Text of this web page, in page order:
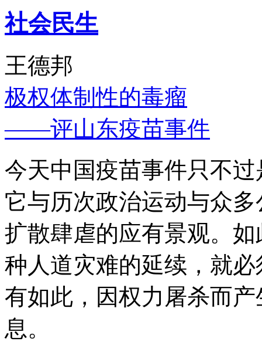
社会民生
王德邦
极权体制性的毒瘤
——评山东疫苗事件
今天中国疫苗事件只不
它与历次政治运动与众
扩散肆虐的应有景观。
种人道灾难的延续，就
有如此，因权力屠杀而
息。